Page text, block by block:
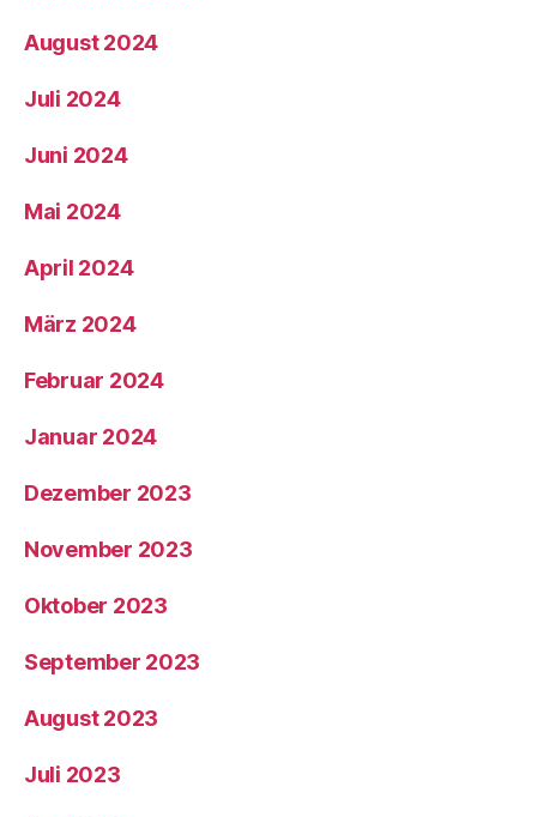
August 2024
Juli 2024
Juni 2024
Mai 2024
April 2024
März 2024
Februar 2024
Januar 2024
Dezember 2023
November 2023
Oktober 2023
September 2023
August 2023
Juli 2023